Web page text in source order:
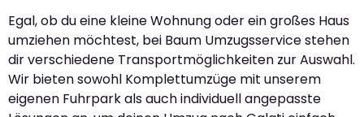
Egal, ob du eine kleine Wohnung oder ein großes Haus
umziehen möchtest, bei Baum Umzugsservice stehen
dir verschiedene Transportmöglichkeiten zur Auswahl.
Wir bieten sowohl Komplettumzüge mit unserem
eigenen Fuhrpark als auch individuell angepasste